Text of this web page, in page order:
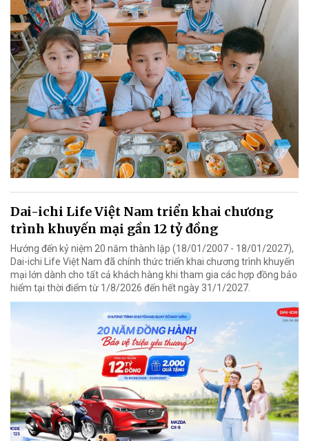
Dai-ichi Life Việt Nam triển khai chương
trình khuyến mại gần 12 tỷ đồng
Hướng đến kỷ niệm 20 năm thành lập (18/01/2007 - 18/01/2027),
Dai-ichi Life Việt Nam đã chính thức triển khai chương trình khuyến
mại lớn dành cho tất cả khách hàng khi tham gia các hợp đồng bảo
hiểm tại thời điểm từ 1/8/2026 đến hết ngày 31/1/2027.